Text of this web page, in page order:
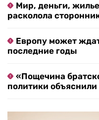
Мир, деньги,
расколола
Европу может
последние годы
«Пощечина
политики объяснили